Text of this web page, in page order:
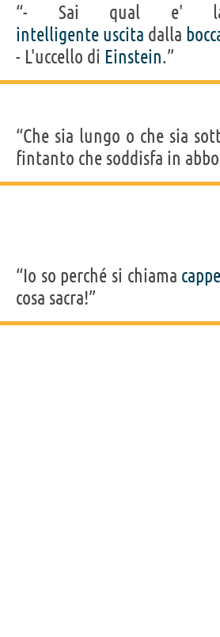
“- Sai qual e'
intelligente uscita dalla
- L'uccello di Einstein.”
“Che sia lungo o che sia
fintanto che soddisfa in
“Io so perché si chiama
cosa sacra!”